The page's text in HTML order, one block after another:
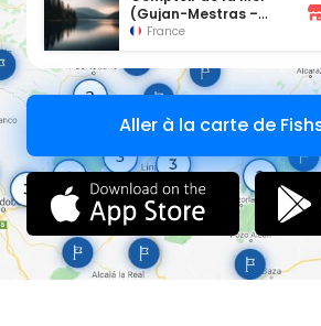
(Gujan-Mestras –
Centre Commercial)
France
Aller à la carte de